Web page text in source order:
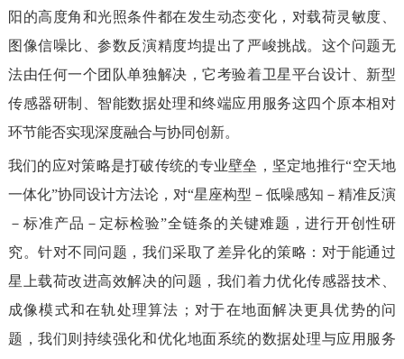
阳的高度角和光照条件都在发生动态变化，对载荷灵敏度、
图像信噪比、参数反演精度均提出了严峻挑战。这个问题无
法由任何一个团队单独解决，它考验着卫星平台设计、新型
传感器研制、智能数据处理和终端应用服务这四个原本相对
环节能否实现深度融合与协同创新。
我们的应对策略是打破传统的专业壁垒，坚定地推行“空天地
一体化”协同设计方法论，对“星座构型－低噪感知－精准反演
－标准产品－定标检验”全链条的关键难题，进行开创性研
究。针对不同问题，我们采取了差异化的策略：对于能通过
星上载荷改进高效解决的问题，我们着力优化传感器技术、
成像模式和在轨处理算法；对于在地面解决更具优势的问
题，我们则持续强化和优化地面系统的数据处理与应用服务